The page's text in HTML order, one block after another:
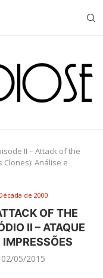
II – Attack of the
Clones): Análise e
de 2000
OF THE
II – ATAQUE
02/05/2015